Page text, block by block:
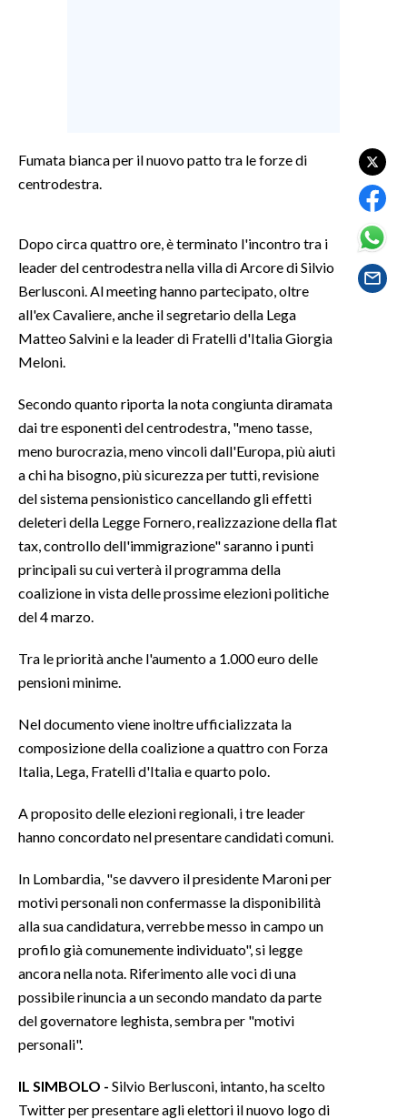
SPETTACOLI
SALUTE
SARDEGNA TURISMO
SARDI NEL MONDO
EVENTI
#CARAUNIONE
3 MINUTI CON
INSULARITÀ
INFO AZIENDE
ABBONATI
SPIAGGE
STORE
Fumata bianca per il nuovo patto tra le forze di
centrodestra.
Dopo circa quattro ore, è terminato l'incontro tra i
leader del centrodestra nella villa di Arcore di Silvio
Berlusconi. Al meeting hanno partecipato, oltre
all'ex Cavaliere, anche il segretario della Lega
Matteo Salvini e la leader di Fratelli d'Italia Giorgia
Meloni.
Secondo quanto riporta la nota congiunta diramata
dai tre esponenti del centrodestra, "meno tasse,
meno burocrazia, meno vincoli dall'Europa, più aiuti
a chi ha bisogno, più sicurezza per tutti, revisione
del sistema pensionistico cancellando gli effetti
deleteri della Legge Fornero, realizzazione della flat
tax, controllo dell'immigrazione" saranno i punti
principali su cui verterà il programma della
coalizione in vista delle prossime elezioni politiche
del 4 marzo.
Tra le priorità anche l'aumento a 1.000 euro delle
pensioni minime.
Nel documento viene inoltre ufficializzata la
composizione della coalizione a quattro con Forza
Italia, Lega, Fratelli d'Italia e quarto polo.
A proposito delle elezioni regionali, i tre leader
hanno concordato nel presentare candidati comuni.
In Lombardia, "se davvero il presidente Maroni per
motivi personali non confermasse la disponibilità
alla sua candidatura, verrebbe messo in campo un
profilo già comunemente individuato", si legge
ancora nella nota. Riferimento alle voci di una
possibile rinuncia a un secondo mandato da parte
del governatore leghista, sembra per "motivi
personali".
IL SIMBOLO - Silvio Berlusconi, intanto, ha scelto
Twitter per presentare agli elettori il nuovo logo di